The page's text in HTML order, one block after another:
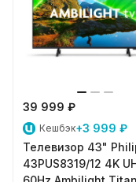
39 999 ₽
Кешбэк+3 999 ₽
Телевизор 43"
43PUS8319/12 4K